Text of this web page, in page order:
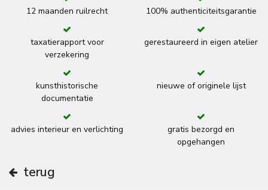
12 maanden ruilrecht 100% authenticiteitsgarantie
taxatierapport voor
verzekering
gerestaureerd in eigen atelier
kunsthistorische
documentatie
nieuwe of originele lijst
advies interieur en verlichting
gratis bezorgd en
opgehangen
terug